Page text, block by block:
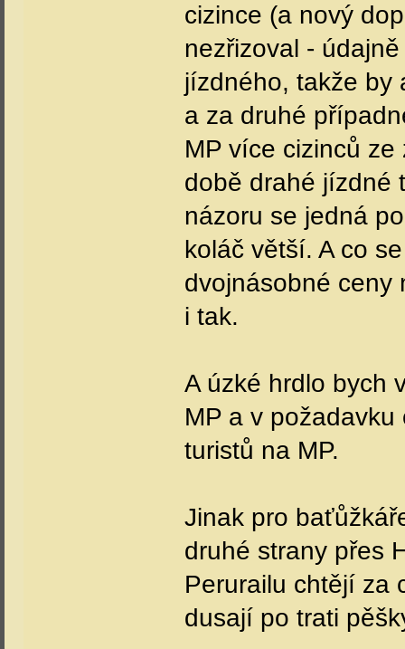
cizince (a nový
nezřizoval -
jízdného, takže by
a za druhé
MP více cizinců
době drahé jízdné
názoru se jedná
koláč větší. A co
dvojnásobné ceny
i tak.
A úzké hrdlo bych
MP a v
turistů na MP.
Jinak pro
druhé strany přes
Perurailu chtějí za
dusají po trati